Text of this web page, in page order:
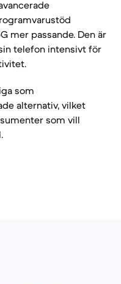
mer passande. Den är
telefon intensivt för
som
alternativ, vilket
som vill